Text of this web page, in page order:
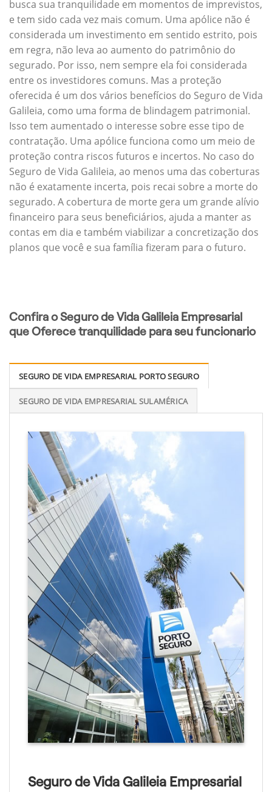
busca sua tranquilidade em momentos de imprevistos,
e tem sido cada vez mais comum. Uma apólice não é
considerada um investimento em sentido estrito, pois
em regra, não leva ao aumento do patrimônio do
segurado. Por isso, nem sempre ela foi considerada
entre os investidores comuns. Mas a proteção
oferecida é um dos vários benefícios do Seguro de Vida
Galileia, como uma forma de blindagem patrimonial.
Isso tem aumentado o interesse sobre esse tipo de
contratação. Uma apólice funciona como um meio de
proteção contra riscos futuros e incertos. No caso do
Seguro de Vida Galileia, ao menos uma das coberturas
não é exatamente incerta, pois recai sobre a morte do
segurado. A cobertura de morte gera um grande alívio
financeiro para seus beneficiários, ajuda a manter as
contas em dia e também viabilizar a concretização dos
planos que você e sua família fizeram para o futuro.
Confira o Seguro de Vida Galileia Empresarial
que Oferece tranquilidade para seu funcionario
SEGURO DE VIDA EMPRESARIAL PORTO SEGURO
SEGURO DE VIDA EMPRESARIAL SULAMÉRICA
Seguro de Vida Galileia Empresarial